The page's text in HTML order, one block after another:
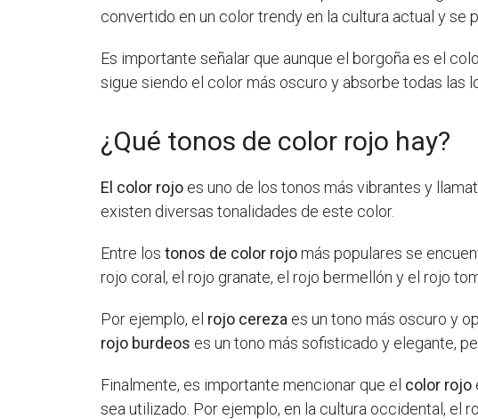
convertido en un color trendy en la cultura actual y se
Es importante señalar que aunque el borgoña es el
sigue siendo el color más oscuro y absorbe todas las
¿Qué tonos de color rojo hay?
El color rojo es uno de los tonos más vibrantes y
existen diversas tonalidades de este color.
Entre lostonos de color rojomás populares se
rojo coral, el rojo granate, el rojo bermellón y el rojo
Por ejemplo, el rojo cereza es un tono más oscuro y
rojo burdeos es un tono más sofisticado y elegante,
Finalmente, es importante mencionar que el color rojo
sea utilizado. Por ejemplo, en la cultura occidental, el